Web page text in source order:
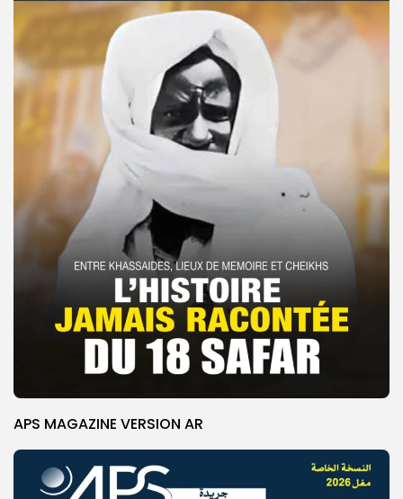
APS MAGAZINE VERSION AR